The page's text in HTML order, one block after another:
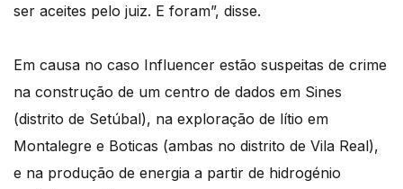
ser aceites pelo juiz. E foram”, disse.
Em causa no caso Influencer estão suspeitas de crime
na construção de um centro de dados em Sines
(distrito de Setúbal), na exploração de lítio em
Montalegre e Boticas (ambas no distrito de Vila Real),
e na produção de energia a partir de hidrogénio